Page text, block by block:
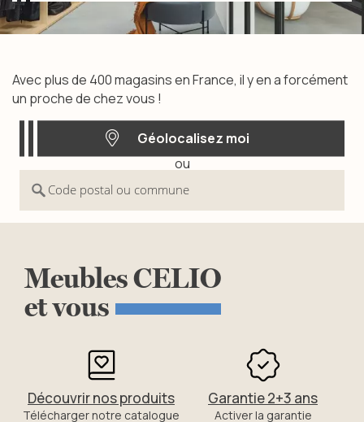
Trouvez votre magasin
Avec plus de 400 magasins en France, il y en a forcément
un proche de chez vous !
Géolocalisez moi
Géolocalisez moi
ou
Code postal ou commune
MeublesCELIO
etvous
Découvrir nos produits
Télécharger notre catalogue
Garantie 2+3 ans
Activer la garantie